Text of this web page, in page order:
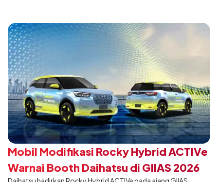
menjadi ciri khas Terios.
Mobil Modifikasi Rocky Hybrid ACTIVe
Warnai Booth Daihatsu di GIIAS 2026